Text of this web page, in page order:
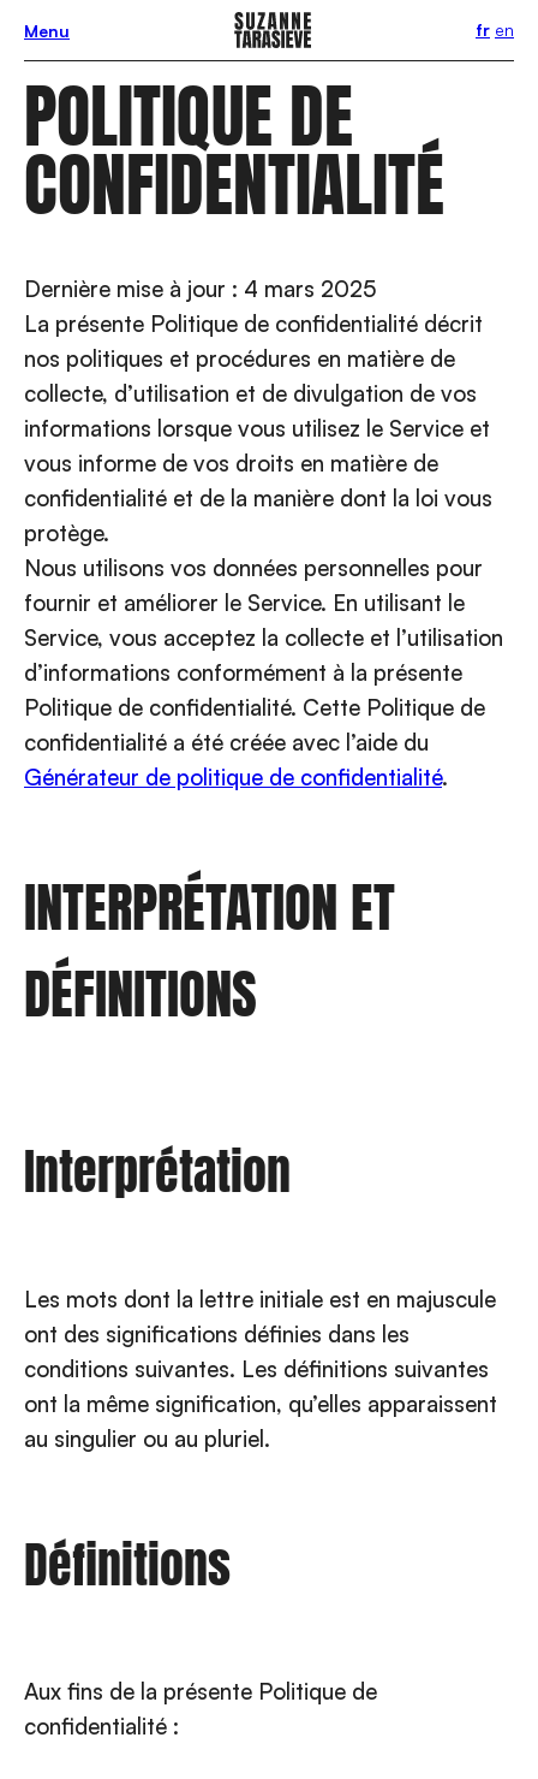
Menu fr en
POLITIQUE DE
CONFIDENTIALITÉ
Dernière mise à jour : 4 mars 2025
La présente Politique de confidentialité décrit
nos politiques et procédures en matière de
collecte, d’utilisation et de divulgation de vos
informations lorsque vous utilisez le Service et
vous informe de vos droits en matière de
confidentialité et de la manière dont la loi vous
protège.
Nous utilisons vos données personnelles pour
fournir et améliorer le Service. En utilisant le
Service, vous acceptez la collecte et l’utilisation
d’informations conformément à la présente
Politique de confidentialité. Cette Politique de
confidentialité a été créée avec l’aide du
Générateur de politique de confidentialité.
INTERPRÉTATION ET
DÉFINITIONS
Interprétation
Les mots dont la lettre initiale est en majuscule
ont des significations définies dans les
conditions suivantes. Les définitions suivantes
ont la même signification, qu’elles apparaissent
au singulier ou au pluriel.
Définitions
Aux fins de la présente Politique de
confidentialité :